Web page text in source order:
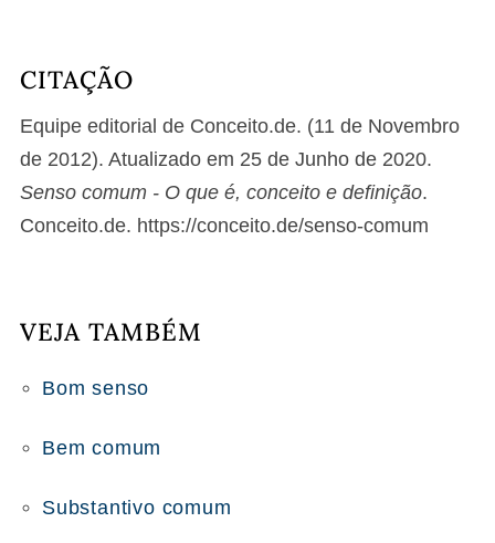
CITAÇÃO
Equipe editorial de Conceito.de. (11 de Novembro
de 2012). Atualizado em 25 de Junho de 2020.
Senso comum - O que é, conceito e definição.
Conceito.de. https://conceito.de/senso-comum
VEJA TAMBÉM
Bom senso
Bem comum
Substantivo comum